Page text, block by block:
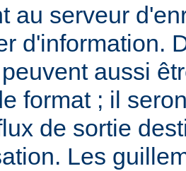
au serveur
d'information.
peuvent aussi
format ; il
de sortie
Les